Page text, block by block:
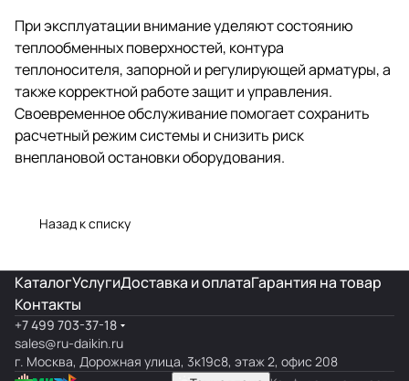
При эксплуатации внимание уделяют состоянию
теплообменных поверхностей, контура
теплоносителя, запорной и регулирующей арматуры, а
также корректной работе защит и управления.
Своевременное обслуживание помогает сохранить
расчетный режим системы и снизить риск
внеплановой остановки оборудования.
Назад к списку
КаталогУслугиДоставка и оплатаГарантия на товар
Контакты
+7 499 703-37-18
sales@ru-daikin.ru
г. Москва, Дорожная улица, 3к19с8, этаж 2, офис 208